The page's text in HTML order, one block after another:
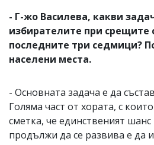
- Г-жо Василева, какви
избирателите при срещите
последните три седмици?
населени места.
- Основната задача е да
Голяма част от хората, с
сметка, че единственият шанс
продължи да се развива е да